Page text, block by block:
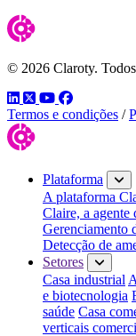
© 2026 Claroty.
LinkedIn
TwitterYouTube
Facebook
Termos e condições /
Plataforma
A plataforma
Claire, a agente
Gerenciamento
Detecção de
Setores
Casa industrial
e biotecnologia
saúde Casa
verticais